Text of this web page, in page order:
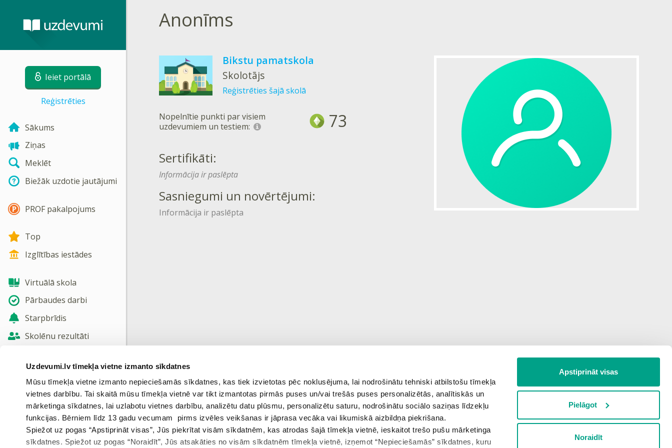
Uzdevumi.lv tīmekļa vietne izmanto sīkdatnes
Mūsu tīmekļa vietne izmanto nepieciešamās sīkdatnes, kas tiek izvietotas pēc noklusējuma, lai nodrošinātu tehniski atbilstošu tīmekļa
vietnes darbību. Tai skaitā mūsu tīmekļa vietnē var tikt izmantotas pirmās puses un/vai trešās puses personalizētās, analītiskās un
mārketinga sīkdatnes, lai uzlabotu vietnes darbību, analizētu datu plūsmu, personalizētu saturu, nodrošinātu sociālo saziņas līdzekļu
funkcijas. Bērniem līdz 13 gadu vecumam pirms izvēles veikšanas ir jāprasa vecāka vai likumiskā aizbildņa piekrišana.
Spiežot uz pogas “Apstiprināt visas”, Jūs piekrītat visām sīkdatnēm, kas atrodas šajā tīmekļa vietnē, ieskaitot trešo pušu mārketinga
sīkdatnes. Spiežot uz pogas “Noraidīt”, Jūs atsakāties no visām sīkdatnēm tīmekļa vietnē, izņemot “Nepieciešamās” sīkdatnes, kuru
Apstiprināt visas
Pielāgot
Noraidīt
Ieiet portālā
Reģistrēties
Sākums
Ziņas
Meklēt
Biežāk uzdotie jautājumi
PROF pakalpojums
Top
Izglītības iestādes
Virtuālā skola
Pārbaudes darbi
Starpbrīdis
Skolēnu rezultāti
Nosūtīt atsauksmi
Skatīt vairāk
Anonīms
Bikstu pamatskola
Skolotājs
Reģistrēties šajā skolā
Nopelnītie punkti par visiem
uzdevumiem un testiem:
73
Sertifikāti:
Informācija ir paslēpta
Sasniegumi un novērtējumi:
Informācija ir paslēpta